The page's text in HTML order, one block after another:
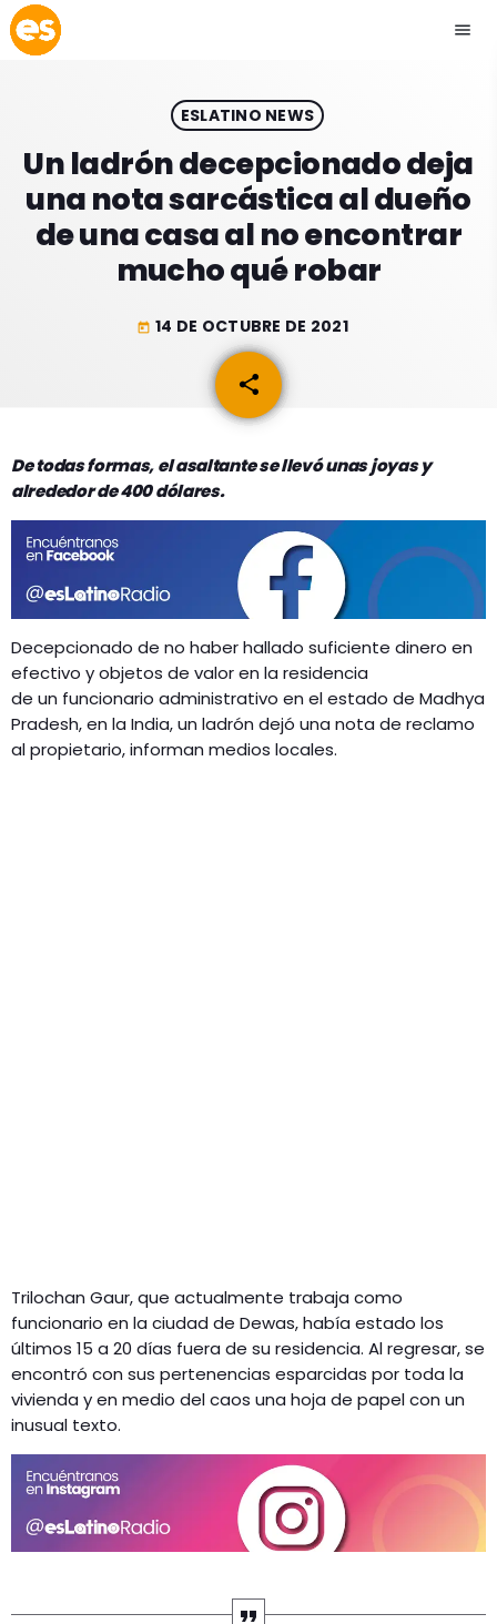
menu
play_arrow EMISIÓN LA PAZ
play_arrow EMISIÓN COCHABAMBA
ESLATINO NEWS
ESPECTÁCULOS
GEEKERS
MÚSICA
INICIO
RADIO SPLENDID
CONTACTO
ESLATINO NEWS
Un ladrón decepcionado deja
una nota sarcástica al dueño
de una casa al no encontrar
mucho qué robar
today 14 DE OCTUBRE DE 2021
share
email
De todas formas, el asaltante se llevó unas joyas y
alrededor de 400 dólares.
Decepcionado de no haber hallado suficiente dinero en
efectivo y objetos de valor en la residencia
de un funcionario administrativo en el estado de Madhya
Pradesh, en la India, un ladrón dejó una nota de reclamo
al propietario, informan medios locales.
Trilochan Gaur, que actualmente trabaja como
funcionario en la ciudad de Dewas, había estado los
últimos 15 a 20 días fuera de su residencia. Al regresar, se
encontró con sus pertenencias esparcidas por toda la
vivienda y en medio del caos una hoja de papel con un
inusual texto.